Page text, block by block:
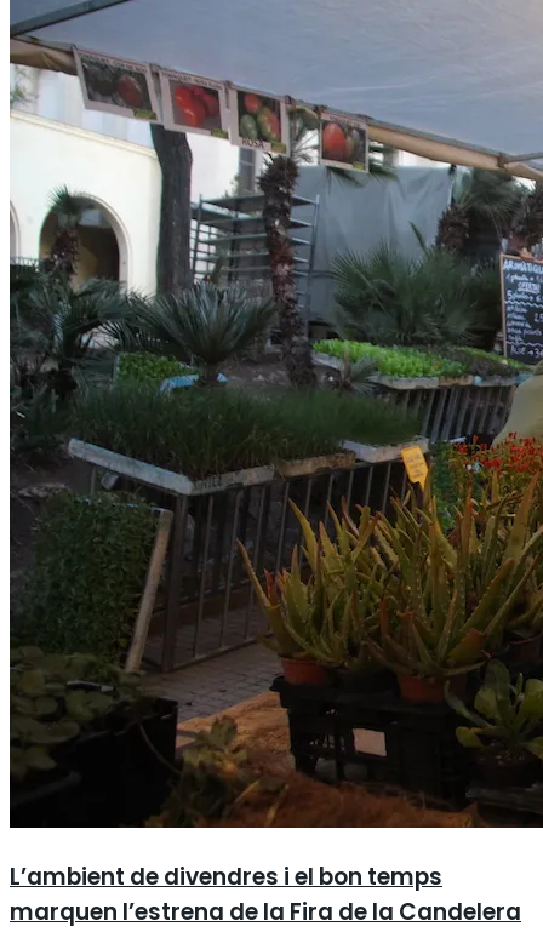
L’ambient de divendres i el bon temps
marquen l’estrena de la Fira de la Candelera